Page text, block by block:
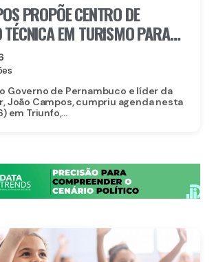
PROPÕE CENTRO DE
EM TURISMO PARA
Governo de Pernambuco e líder da
João Campos, cumpriu agenda nesta
em Triunfo,...